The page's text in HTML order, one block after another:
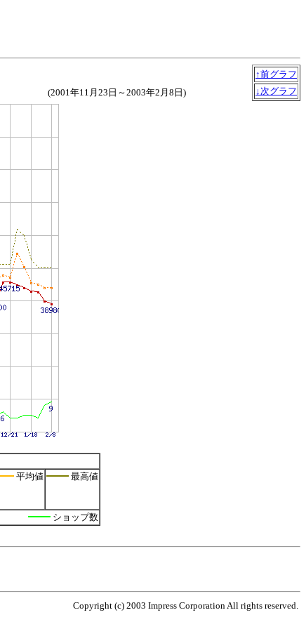
↑前グラフ
↓次グラフ
(2001年11月23日～2003年2月8日)
平均値 最高値
ショップ数
Copyright (c) 2003 Impress Corporation All rights reserved.